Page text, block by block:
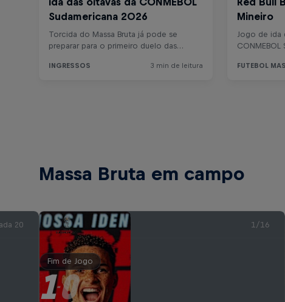
Massa Bruta em campo
20 1/16
Fim de Jogo
1-0